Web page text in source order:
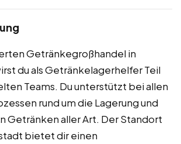
Getränkegroßhandel in
du als Getränkelagerhelfer Teil
Teams. Du unterstützt bei allen
rund um die Lagerung und
Getränken aller Art. Der Standort
bietet dir einen